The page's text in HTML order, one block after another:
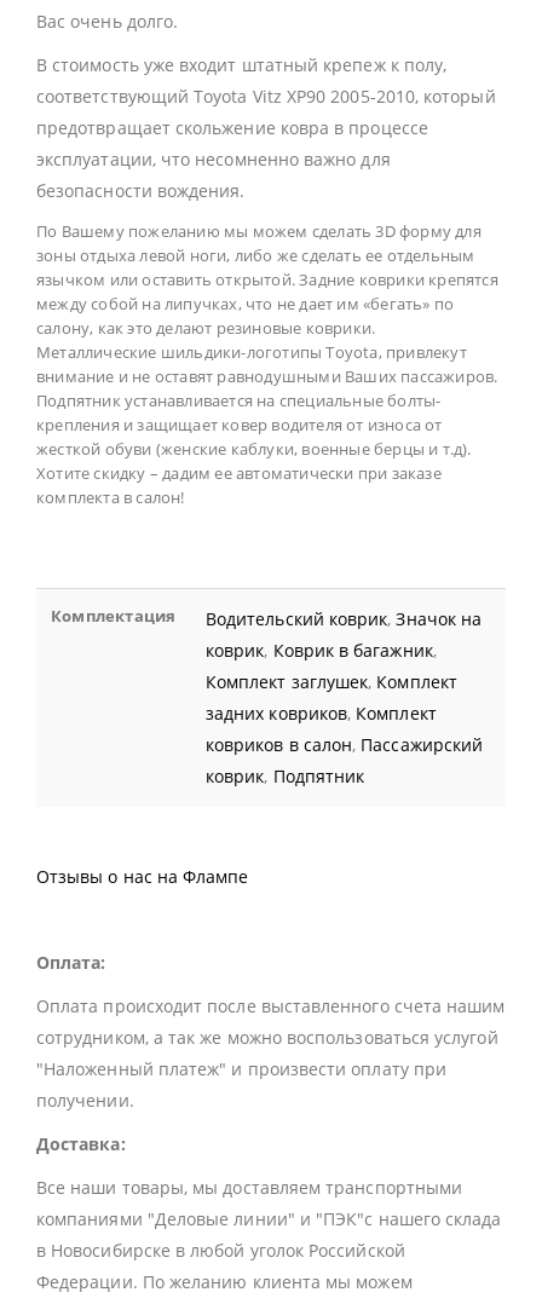
Вас очень долго.
В стоимость уже входит штатный крепеж к полу,
соответствующий Toyota Vitz XP90 2005-2010, который
предотвращает скольжение ковра в процессе
эксплуатации, что несомненно важно для
безопасности вождения.
По Вашему пожеланию мы можем сделать 3D форму для
зоны отдыха левой ноги, либо же сделать ее отдельным
язычком или оставить открытой. Задние коврики крепятся
между собой на липучках, что не дает им «бегать» по
салону, как это делают резиновые коврики.
Металлические шильдики-логотипы Toyota, привлекут
внимание и не оставят равнодушными Ваших пассажиров.
Подпятник устанавливается на специальные болты-
крепления и защищает ковер водителя от износа от
жесткой обуви (женские каблуки, военные берцы и т.д).
Хотите скидку – дадим ее автоматически при заказе
комплекта в салон!
Комплектация Водительский коврик,Значок на
коврик, Коврик в багажник,
Комплект заглушек, Комплект
задних ковриков, Комплект
ковриков в салон, Пассажирский
коврик, Подпятник
Отзывы о нас на Флампе
Оплата:
Оплата происходит после выставленного счета нашим
сотрудником, а так же можно воспользоваться услугой
"Наложенный платеж" и произвести оплату при
получении.
Доставка:
Все наши товары, мы доставляем транспортными
компаниями "Деловые линии" и "ПЭК"с нашего склада
в Новосибирске в любой уголок Российской
Федерации. По желанию клиента мы можем